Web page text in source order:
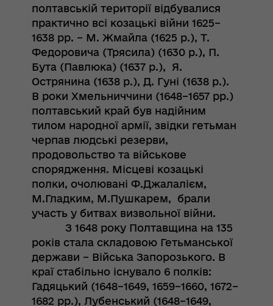
полтавській території відбувалися
практично всі козацькі війни 1625–
1638 рр. – М. Жмайла (1625 р.), Т.
Федоровича (Трясила) (1630 р.), П.
Бута (Павлюка) (1637 р.), Я.
Острянина (1638 р.), Д. Гуні (1638 р.).
В роки Хмельниччини (1648–1657 рр.)
полтавський край був надійним
тилом народної армії, звідки гетьман
черпав людські резерви,
продовольство та військове
спорядження. Місцеві козацькі
полки, очолювані Ф.Джалалієм,
М.Гладким, М.Пушкарем, брали
участь у битвах визвольної війни.
З 1648 року Полтавщина на 135
років стала складовою Гетьманської
держави – Війська Запорозького. В
краї стабільно існувало 6 полків:
Гадяцький (1648–1649, 1659–1660, 1672–
1682 рр.), Лубенський (1648–1649,